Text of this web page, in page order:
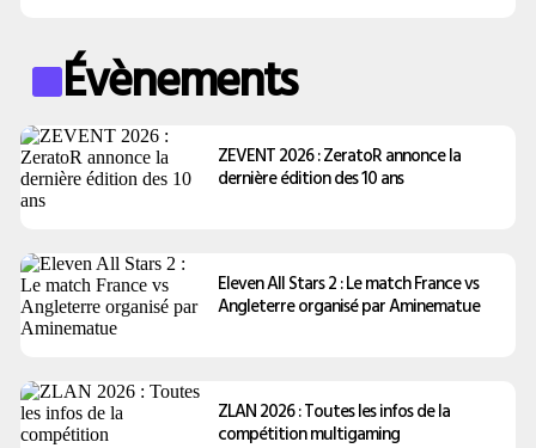
Évènements
ZEVENT 2026 : ZeratoR annonce la
dernière édition des 10 ans
Eleven All Stars 2 : Le match France vs
Angleterre organisé par Aminematue
ZLAN 2026 : Toutes les infos de la
compétition multigaming